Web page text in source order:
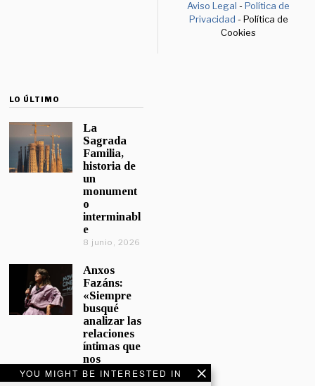
YOU MIGHT BE INTERESTED IN
Aviso Legal -Política de
Privacidad - Política de
Cookies
LO ÚLTIMO
La
Sagrada
Familia,
historia de
un
monument
o
interminabl
e
8 junio, 2026
Anxos
Fazáns:
«Siempre
busqué
analizar las
relaciones
íntimas que
nos
afectan»